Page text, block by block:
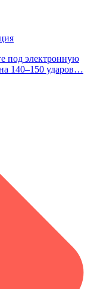
под электронную
140–150 ударов…